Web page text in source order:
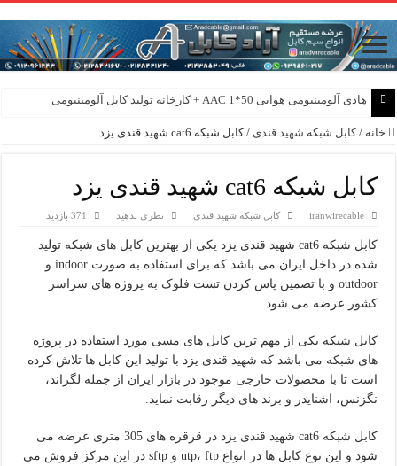
هادی آلومینیومی هوایی 50*1 AAC + کارخانه تولید کابل آلومینیومی
هادی هوایی آلومینیومی AAC و AAAC و ACSR + کارخانه ماهان کابل امیر
خانه / کابل شبکه شهید قندی / کابل شبکه cat6 شهید قندی یزد
کابل شبکه cat6 شهید قندی یزد
iranwirecable کابل شبکه شهید قندی نظری بدهید 371 بازدید
کابل شبکه cat6 شهید قندی یزد یکی از بهترین کابل های شبکه تولید
شده در داخل ایران می باشد که برای استفاده به صورت indoor و
outdoor و با تضمین پاس کردن تست فلوک به پروژه های سراسر
کشور عرضه می شود.
کابل شبکه یکی از مهم ترین کابل های مسی مورد استفاده در پروژه
های شبکه می باشد که شهید قندی یزد با تولید این کابل ها تلاش کرده
است تا با محصولات خارجی موجود در بازار ایران از جمله لگراند،
نگزنس، اشنایدر و برند های دیگر رقابت نماید.
کابل شبکه cat6 شهید قندی یزد در قرقره های 305 متری عرضه می
شود و این نوع کابل ها در انواع utp، ftp و sftp در این مرکز فروش می